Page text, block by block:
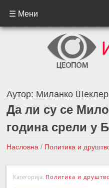
☰ Мени
Аутор: Миланко Шеклер
Да ли су се
година срели у
Насловна / Политика и
после 20 година срели у
Категорија: Политика и друштво